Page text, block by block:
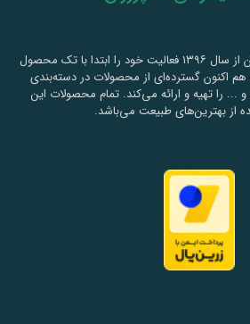
زعفران و ادویه‌جات سه پرزران از سال ۱۳۹۶ فعالیت خود را ابتدا با تک محصول
هم اکنون گسترده‌ای از محصولات در دسته‌بندی
... را تهیه و ارائه می‌کند. تمام محصولات این
از بهترین‌های طبیعت می‌باشد.